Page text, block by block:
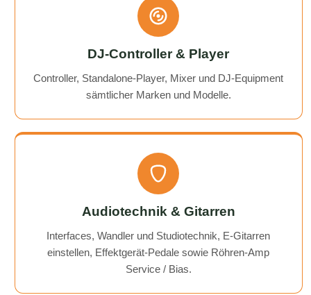
DJ-Controller & Player
Controller, Standalone-Player, Mixer und DJ-Equipment
sämtlicher Marken und Modelle.
Audiotechnik & Gitarren
Interfaces, Wandler und Studiotechnik, E-Gitarren
einstellen, Effektgerät-Pedale sowie Röhren-Amp
Service / Bias.